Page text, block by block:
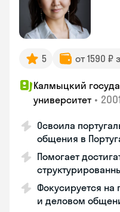
5 от 1590 ₽
Калмыцкий
университет •
Освоила
общения в
Помогает
Фокусируется
и деловом